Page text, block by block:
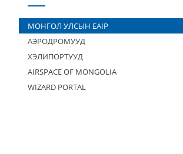
МОНГОЛ УЛСЫН EAIP
АЭРОДРОМУУД
ХЭЛИПОРТУУД
AIRSPACE OF MONGOLIA
WIZARD PORTAL